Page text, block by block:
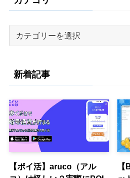
リ
ー
新着記事
【ポイ活】aruco（アル